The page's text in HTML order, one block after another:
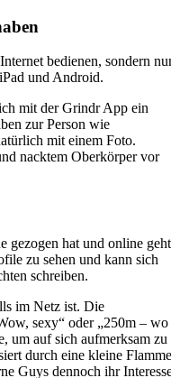
bedienen, sondern
und Android.
mit der Grindr App ein
zur Person wie
mit einem Foto.
nacktem Oberkörper vor
gezogen hat und online
zu sehen und kann sich
schreiben.
im Netz ist. Die
sexy“ oder „250m – wo
um auf sich aufmerksam zu
durch eine kleine Flamme
Guys dennoch ihr